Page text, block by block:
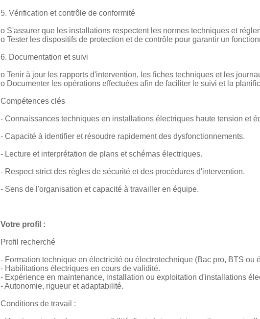
5. Vérification et contrôle de conformité
o S'assurer que les installations respectent les normes techniques et
o Tester les dispositifs de protection et de contrôle pour garantir un
6. Documentation et suivi
o Tenir à jour les rapports d'intervention, les fiches techniques et les
o Documenter les opérations effectuées afin de faciliter le suivi et la
Compétences clés
- Connaissances techniques en installations électriques haute tension et
- Capacité à identifier et résoudre rapidement des dysfonctionnements.
- Lecture et interprétation de plans et schémas électriques.
- Respect strict des règles de sécurité et des procédures d'intervention.
- Sens de l'organisation et capacité à travailler en équipe.
Votre profil :
Profil recherché
- Formation technique en électricité ou électrotechnique (Bac pro, BTS ou
- Habilitations électriques en cours de validité.
- Expérience en maintenance, installation ou exploitation d'installations
- Autonomie, rigueur et adaptabilité.
Conditions de travail :